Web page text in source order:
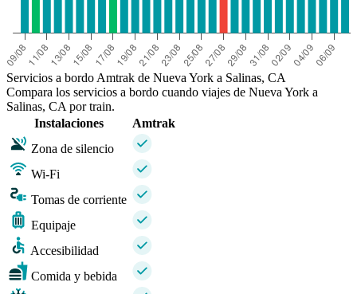
Servicios a bordo Amtrak de Nueva York a Salinas, CA
Compara los servicios a bordo cuando viajes de Nueva York a
Salinas, CA por train.
Instalaciones
Amtrak
Zona de silencio
Wi-Fi
Tomas de corriente
Equipaje
Accesibilidad
Comida y bebida